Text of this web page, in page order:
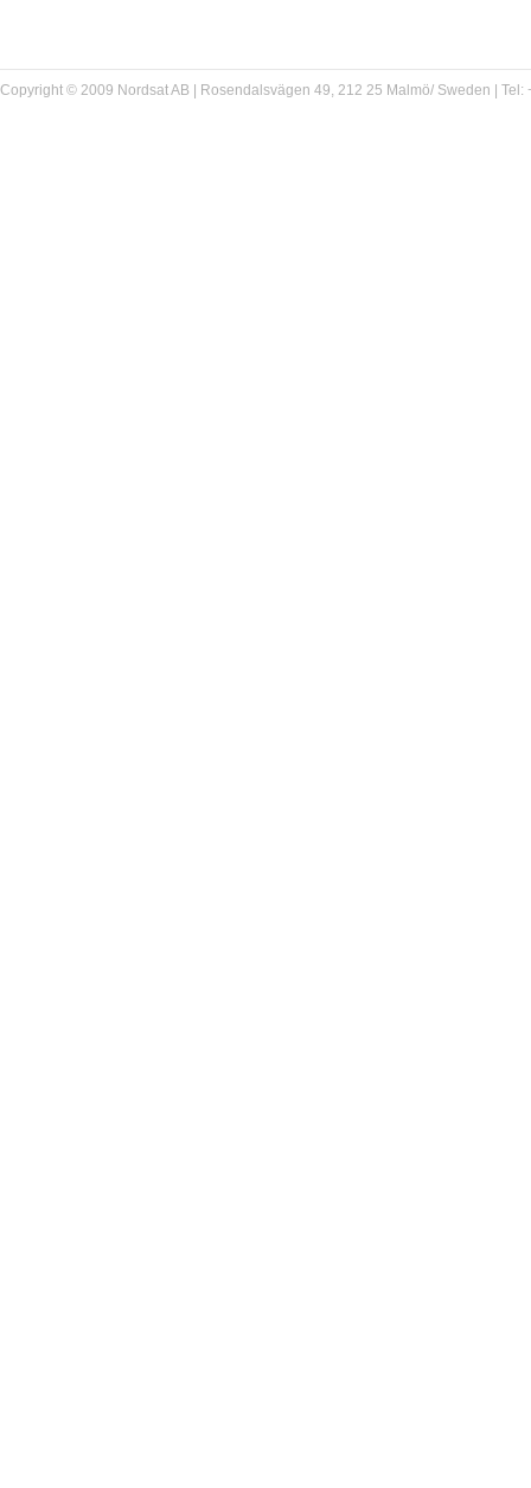
Copyright © 2009 Nordsat AB | Rosendalsvägen 49, 212 25 Malmö/ Sweden |